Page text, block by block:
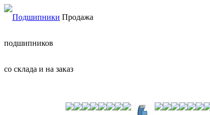
Продажа
подшипников
со склада и на заказ